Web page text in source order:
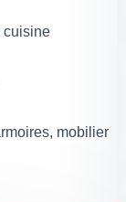
cuisine
mobilier